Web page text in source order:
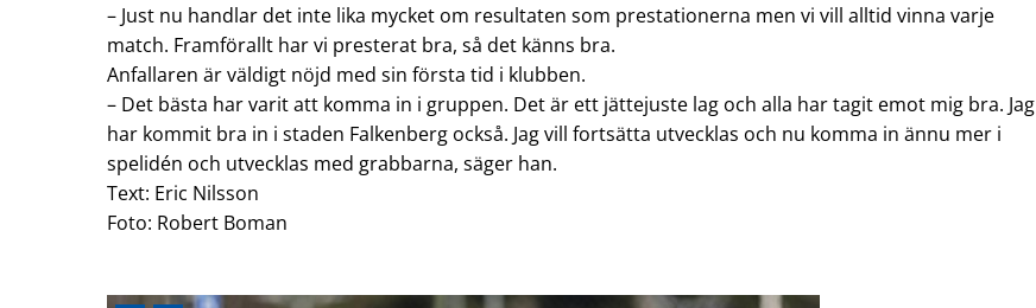
– Just nu handlar det inte lika mycket om resultaten som prestationerna men vi vill alltid vinna varje
match. Framförallt har vi presterat bra, så det känns bra.
Anfallaren är väldigt nöjd med sin första tid i klubben.
– Det bästa har varit att komma in i gruppen. Det är ett jättejuste lag och alla har tagit emot mig bra. Jag
har kommit bra in i staden Falkenberg också. Jag vill fortsätta utvecklas och nu komma in ännu mer i
spelidén och utvecklas med grabbarna, säger han.
Text: Eric Nilsson
Foto: Robert Boman